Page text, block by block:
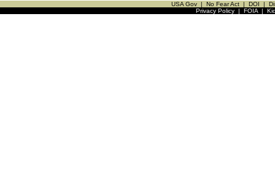
USA Gov | No Fear Act | DOI |
Privacy Policy| FOIA|